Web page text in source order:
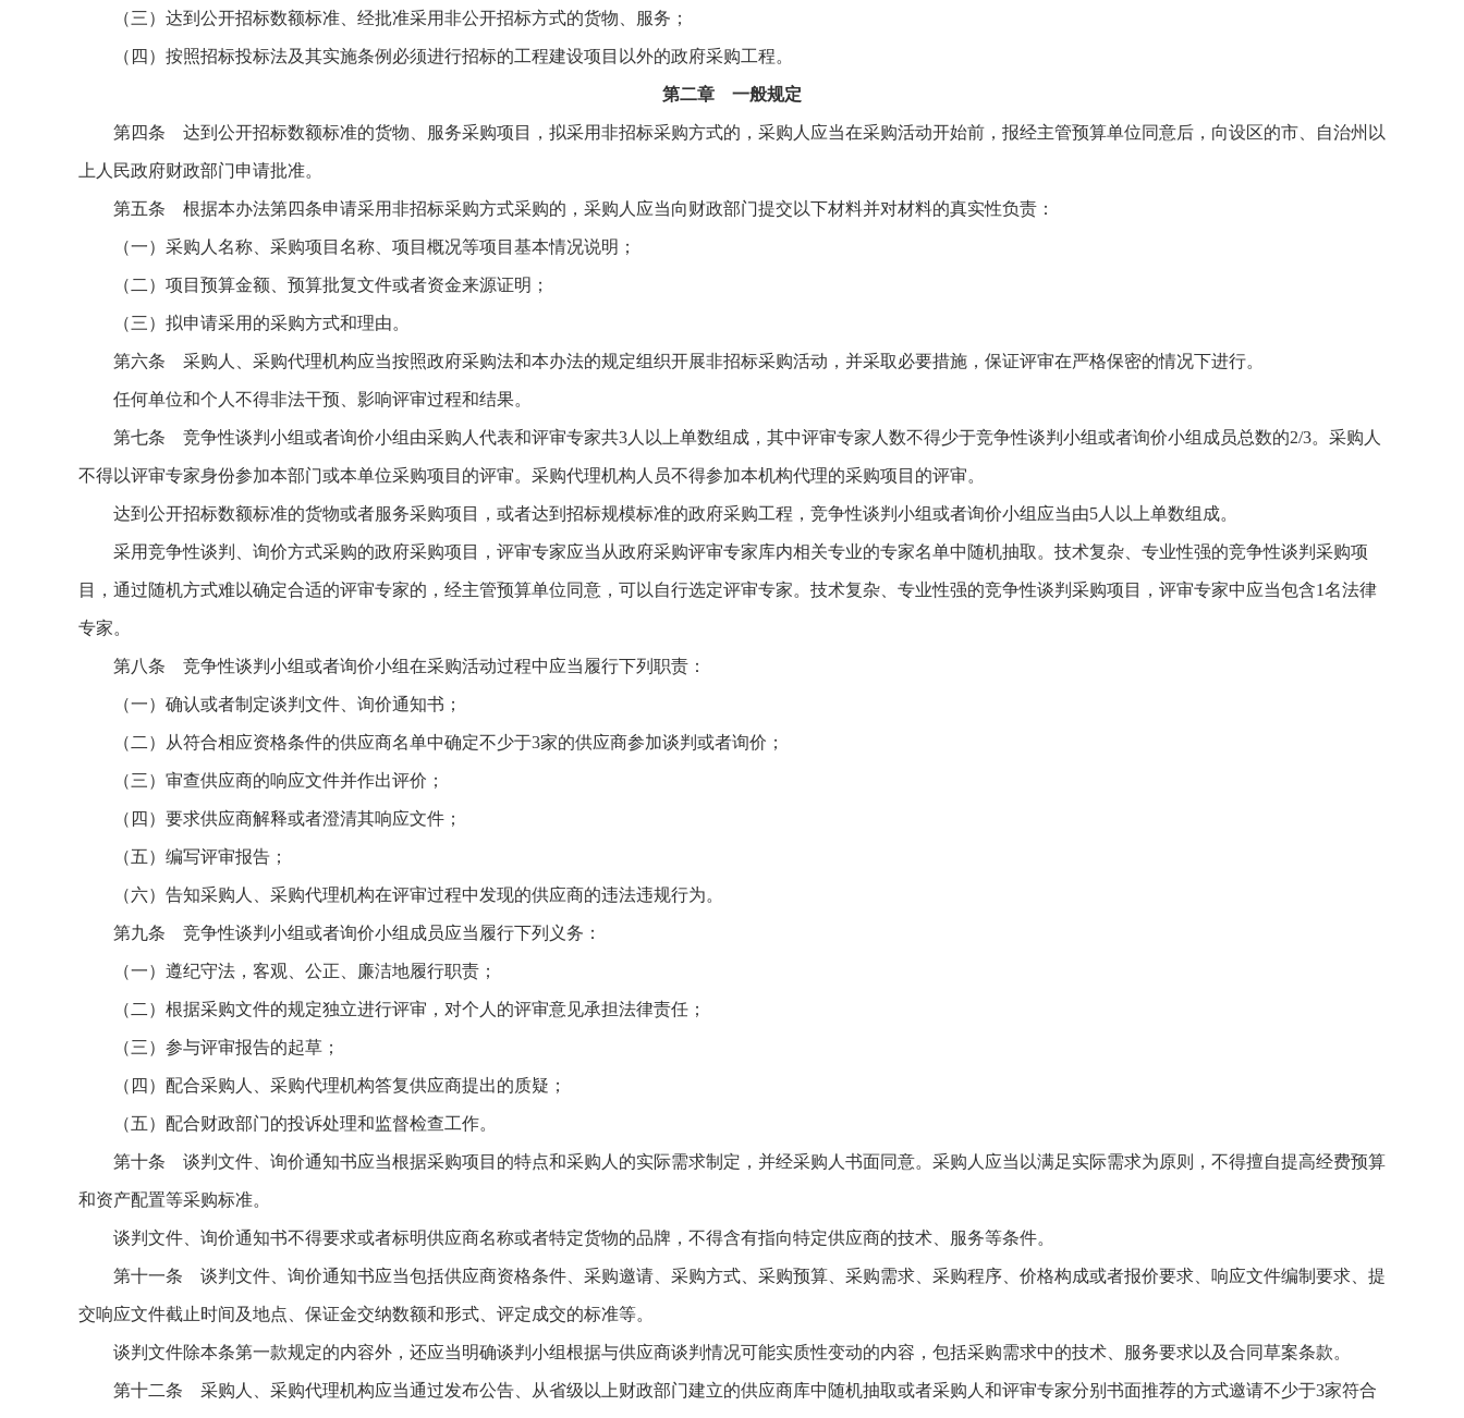
（三）达到公开招标数额标准、经批准采用非公开招标方式的货物、服务；
（四）按照招标投标法及其实施条例必须进行招标的工程建设项目以外的政府采购工程。
第二章 一般规定
第四条 达到公开招标数额标准的货物、服务采购项目，拟采用非招标采购方式的，采购人应当在采购活动开始前，报经主管预算单位同意后，向设区的市、自治州以
上人民政府财政部门申请批准。
第五条 根据本办法第四条申请采用非招标采购方式采购的，采购人应当向财政部门提交以下材料并对材料的真实性负责：
（一）采购人名称、采购项目名称、项目概况等项目基本情况说明；
（二）项目预算金额、预算批复文件或者资金来源证明；
（三）拟申请采用的采购方式和理由。
第六条 采购人、采购代理机构应当按照政府采购法和本办法的规定组织开展非招标采购活动，并采取必要措施，保证评审在严格保密的情况下进行。
任何单位和个人不得非法干预、影响评审过程和结果。
第七条 竞争性谈判小组或者询价小组由采购人代表和评审专家共3人以上单数组成，其中评审专家人数不得少于竞争性谈判小组或者询价小组成员总数的2/3。采购人
不得以评审专家身份参加本部门或本单位采购项目的评审。采购代理机构人员不得参加本机构代理的采购项目的评审。
达到公开招标数额标准的货物或者服务采购项目，或者达到招标规模标准的政府采购工程，竞争性谈判小组或者询价小组应当由5人以上单数组成。
采用竞争性谈判、询价方式采购的政府采购项目，评审专家应当从政府采购评审专家库内相关专业的专家名单中随机抽取。技术复杂、专业性强的竞争性谈判采购项
目，通过随机方式难以确定合适的评审专家的，经主管预算单位同意，可以自行选定评审专家。技术复杂、专业性强的竞争性谈判采购项目，评审专家中应当包含1名法律
专家。
第八条 竞争性谈判小组或者询价小组在采购活动过程中应当履行下列职责：
（一）确认或者制定谈判文件、询价通知书；
（二）从符合相应资格条件的供应商名单中确定不少于3家的供应商参加谈判或者询价；
（三）审查供应商的响应文件并作出评价；
（四）要求供应商解释或者澄清其响应文件；
（五）编写评审报告；
（六）告知采购人、采购代理机构在评审过程中发现的供应商的违法违规行为。
第九条 竞争性谈判小组或者询价小组成员应当履行下列义务：
（一）遵纪守法，客观、公正、廉洁地履行职责；
（二）根据采购文件的规定独立进行评审，对个人的评审意见承担法律责任；
（三）参与评审报告的起草；
（四）配合采购人、采购代理机构答复供应商提出的质疑；
（五）配合财政部门的投诉处理和监督检查工作。
第十条 谈判文件、询价通知书应当根据采购项目的特点和采购人的实际需求制定，并经采购人书面同意。采购人应当以满足实际需求为原则，不得擅自提高经费预算
和资产配置等采购标准。
谈判文件、询价通知书不得要求或者标明供应商名称或者特定货物的品牌，不得含有指向特定供应商的技术、服务等条件。
第十一条 谈判文件、询价通知书应当包括供应商资格条件、采购邀请、采购方式、采购预算、采购需求、采购程序、价格构成或者报价要求、响应文件编制要求、提
交响应文件截止时间及地点、保证金交纳数额和形式、评定成交的标准等。
谈判文件除本条第一款规定的内容外，还应当明确谈判小组根据与供应商谈判情况可能实质性变动的内容，包括采购需求中的技术、服务要求以及合同草案条款。
第十二条 采购人、采购代理机构应当通过发布公告、从省级以上财政部门建立的供应商库中随机抽取或者采购人和评审专家分别书面推荐的方式邀请不少于3家符合